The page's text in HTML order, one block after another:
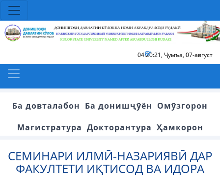
04:20:21, Ҷумъа, 07-август
Ба довталабон Ба донишҷӯён Омӯзгорон
Магистратура Докторантура Ҳамкорон
СЕМИНАРИ ИЛМӢ-НАЗАРИЯВӢ ДАР
ФАКУЛТЕТИ ИҚТИСОД ВА ИДОРА